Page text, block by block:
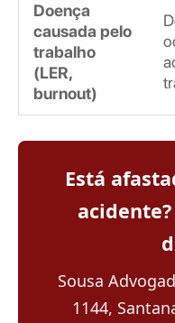
Doença
causada pelo
trabalho
(LER,
burnout)
Está
Sousa
1144,